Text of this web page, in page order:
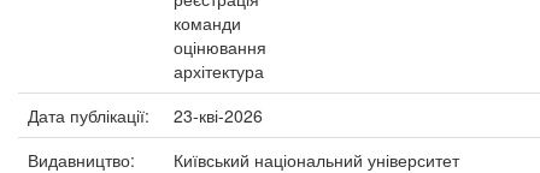
команди
оцінювання
архітектура
Дата публікації:
23-кві-2026
Видавництво:
Київський національний університет